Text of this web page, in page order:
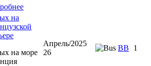
на
на море
Апрель/2025
26
BB 1